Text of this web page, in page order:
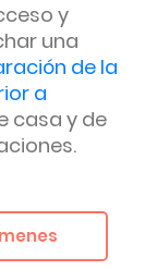
y
una
de la
a
casa y de